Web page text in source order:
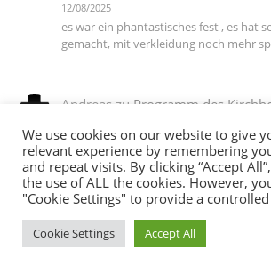
12/08/2025
es war ein phantastisches fest , es hat
gemacht, mit verkleidung noch mehr
Andreas zu Programm des
06/07/2025
DJ T Ein Dank an alle die dieses wieder
haben :-))
martina icks zuDas Motto steht,
We use cookies on our website to give
relevant experience by remembering
and repeat visits. By clicking “Accept
the use of ALL the cookies. However,
"Cookie Settings" to provide a
Cookie Settings Accept All